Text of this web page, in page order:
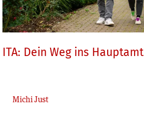
ITA: Dein Weg ins Hauptamt
Michi Just